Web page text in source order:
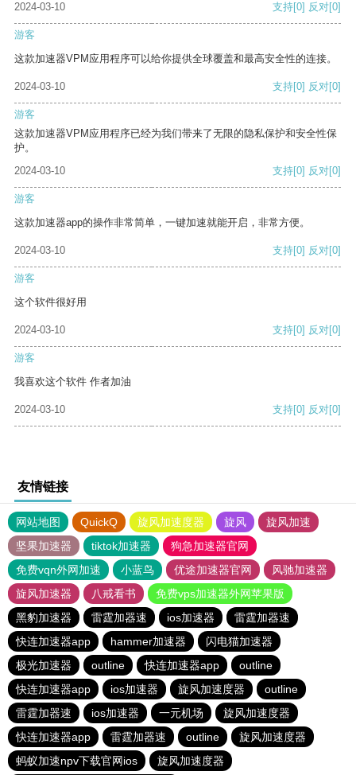
2024-03-10
支持[0] 反对[0]
游客
这款加速器VPM应用程序可以给你提供全球覆盖和最高安全性的连接。
2024-03-10 支持[0] 反对[0]
游客
这款加速器VPM应用程序已经为我们带来了无限的隐私保护和安全性保
护。
2024-03-10
支持[0] 反对[0]
游客
这款加速器app的操作非常简单，一键加速就能开启，非常方便。
2024-03-10 支持[0] 反对[0]
游客
这个软件很好用
2024-03-10 支持[0] 反对[0]
游客
我喜欢这个软件 作者加油
2024-03-10 支持[0] 反对[0]
友情链接
网站地图 QuickQ 旋风加速度器 旋风
旋风加速
坚果加速器
tiktok加速器
狗急加速器官网
免费vqn外网加速
小蓝鸟 优途加速器官网
风驰加速器
旋风加速器
八戒看书
免费vps加速器外网苹果版
黑豹加速器
雷霆加器速 ios加速器
雷霆加器速
快连加速器app
hammer加速器
闪电猫加速器
极光加速器
outline 快连加速器app
outline
快连加速器app
ios加速器 旋风加速度器
outline
雷霆加器速
ios加速器 一元机场
旋风加速度器
快连加速器app
雷霆加器速 outline
旋风加速度器
蚂蚁加速npv下载官网ios
旋风加速度器